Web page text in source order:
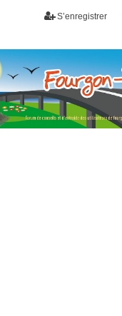
S’enregistrer
d'entraide des
de camping-car. Partagez